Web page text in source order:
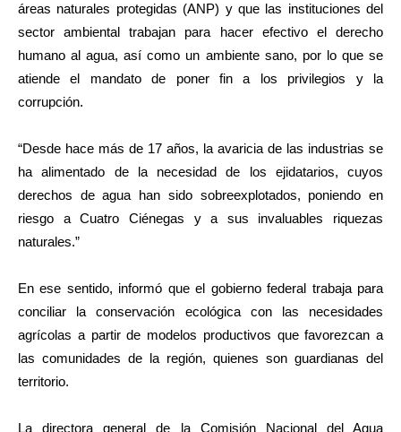
áreas naturales protegidas (ANP) y que las instituciones del
sector ambiental trabajan para hacer efectivo el derecho
humano al agua, así como un ambiente sano, por lo que se
atiende el mandato de poner fin a los privilegios y la
corrupción.
“Desde hace más de 17 años, la avaricia de las industrias se
ha alimentado de la necesidad de los ejidatarios, cuyos
derechos de agua han sido sobreexplotados, poniendo en
riesgo a Cuatro Ciénegas y a sus invaluables riquezas
naturales.”
En ese sentido, informó que el gobierno federal trabaja para
conciliar la conservación ecológica con las necesidades
agrícolas a partir de modelos productivos que favorezcan a
las comunidades de la región, quienes son guardianas del
territorio.
La directora general de la Comisión Nacional del Agua